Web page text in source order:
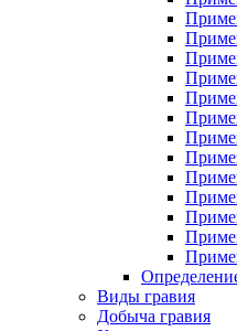
Виды гравия
Добыча гравия